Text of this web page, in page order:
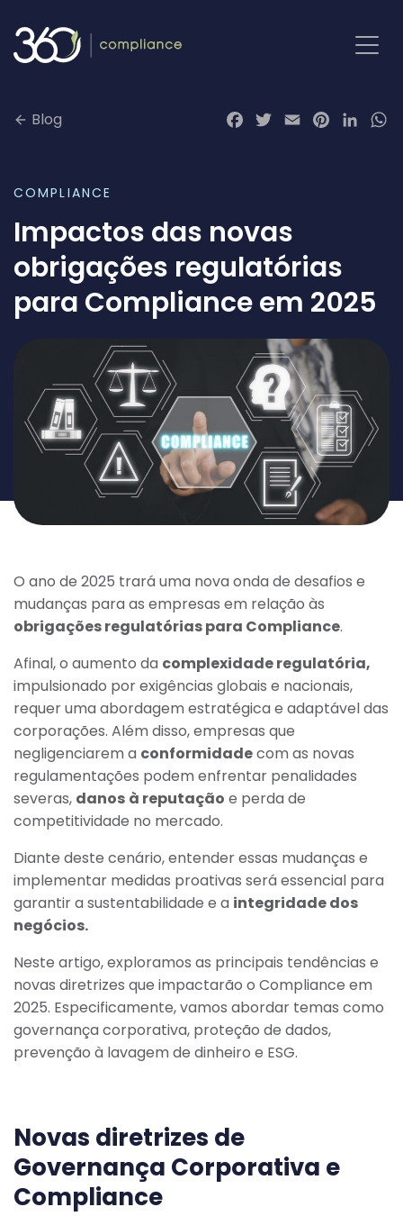
para
Blog
Facebook
Twitter
EmailPinterest
COMPLIANCE
Impactos das novas
obrigações regulatórias
para Compliance em 2025
O ano de 2025 trará uma nova onda de desafios e
mudanças para as empresas em relação às
obrigações regulatórias para Compliance.
Afinal, o aumento da complexidade regulatória,
impulsionado por exigências globais e nacionais,
requer uma abordagem estratégica e adaptável das
corporações. Além disso, empresas que
negligenciarem a conformidadecom as novas
regulamentações podem enfrentar penalidades
severas, danos à reputação e perda de
competitividade no mercado.
Diante deste cenário, entender essas mudanças e
implementar medidas proativas será essencial para
garantir a sustentabilidade e a integridade dos
negócios.
Neste artigo, exploramos as principais tendências e
novas diretrizes que impactarão o Compliance em
2025. Especificamente, vamos abordar temas como
governança corporativa, proteção de dados,
prevenção à lavagem de dinheiro e ESG.
Novas diretrizes de
Governança Corporativa e
Compliance